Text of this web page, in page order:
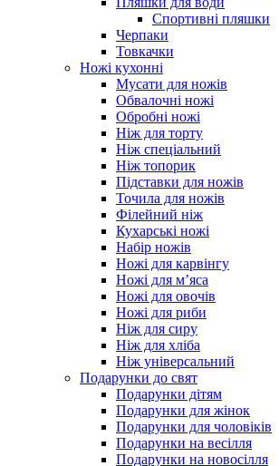
Спортивні пляшки
Черпаки
Товкачки
Ножі кухонні
Мусати для ножів
Обвалочні ножі
Обробні ножі
Ніж для торту
Ніж спеціальний
Ніж топорик
Підставки для ножів
Точила для ножів
Філейний ніж
Кухарські ножі
Набір ножів
Ножі для карвінгу
Ножі для м’яса
Ножі для овочів
Ножі для риби
Ніж для сиру
Ніж для хліба
Ніж універсальний
Подарунки до свят
Подарунки дітям
Подарунки для жінок
Подарунки для чоловіків
Подарунки на весілля
Подарунки на новосілля